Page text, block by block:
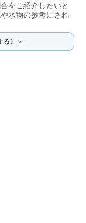
をご紹介したいと
水物の参考にされ
る】＞